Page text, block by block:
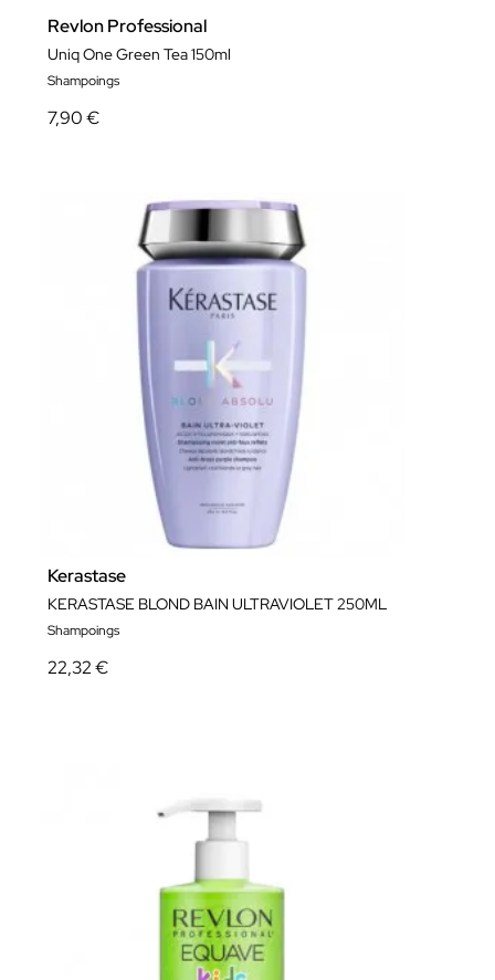
Revlon Professional
Uniq One Green Tea 150ml
Shampoings
7,90 €
Kerastase
KERASTASE BLOND BAIN ULTRAVIOLET 250ML
Shampoings
22,32 €